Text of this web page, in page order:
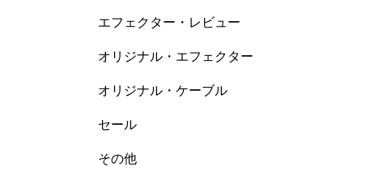
エフェクター・レビュー
オリジナル・エフェクター
オリジナル・ケーブル
セール
その他